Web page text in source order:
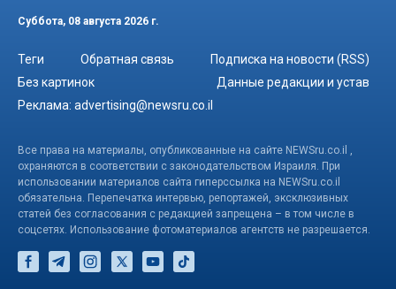
Суббота, 08 августа 2026 г.
Теги Обратная связь
Подписка на новости (RSS)
Без картинок
Данные редакции и устав
Реклама: advertising@newsru.co.il
Все права на материалы, опубликованные на сайте NEWSru.co.il ,
охраняются в соответствии с законодательством Израиля. При
использовании материалов сайта гиперссылка на NEWSru.co.il
обязательна. Перепечатка интервью, репортажей, эксклюзивных
статей без согласования с редакцией запрещена – в том числе в
соцсетях. Использование фотоматериалов агентств не разрешается.